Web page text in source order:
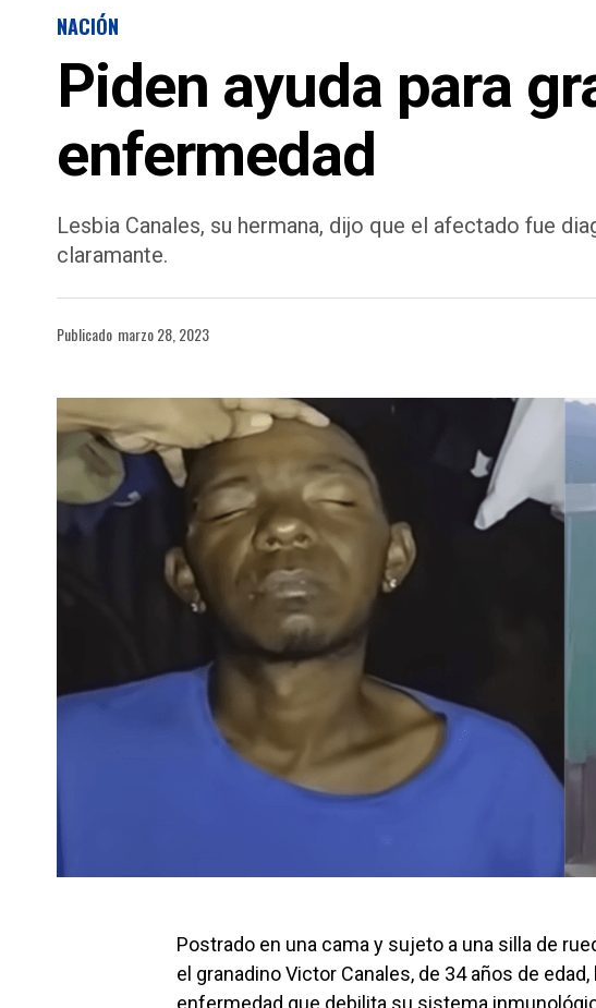
NACIÓN
Piden ayuda para
enfermedad
Lesbia Canales, su hermana, dijo que el afectado fue
claramante.
Publicado marzo 28, 2023
Postrado en una cama y sujeto a una silla de
el granadino Victor Canales, de 34 años de
enfermedad que debilita su sistema